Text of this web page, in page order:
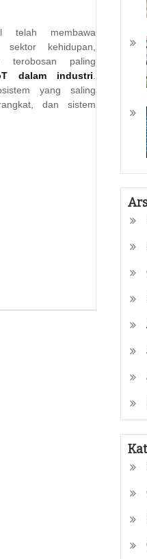
telah membawa
kehidupan,
terobosan paling
dalam industri.
yang saling
dan sistem